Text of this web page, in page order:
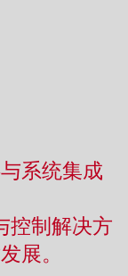
系统集成
控制解决方
展。